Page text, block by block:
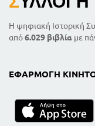
Η ψηφιακή Ιστορική
από6.029 βιβλία με
ΕΦΑΡΜΟΓΉ